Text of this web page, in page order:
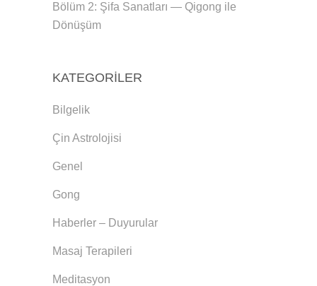
Bölüm 2: Şifa Sanatları — Qigong ile
Dönüşüm
KATEGORILER
Bilgelik
Çin Astrolojisi
Genel
Gong
Haberler – Duyurular
Masaj Terapileri
Meditasyon